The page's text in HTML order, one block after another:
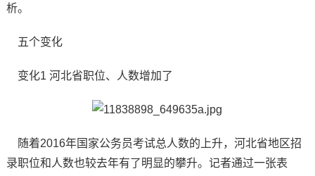
析。
五个变化
变化1 河北省职位、人数增加了
随着2016年国家公务员考试总人数的上升，河北省地区招
录职位和人数也较去年有了明显的攀升。记者通过一张表